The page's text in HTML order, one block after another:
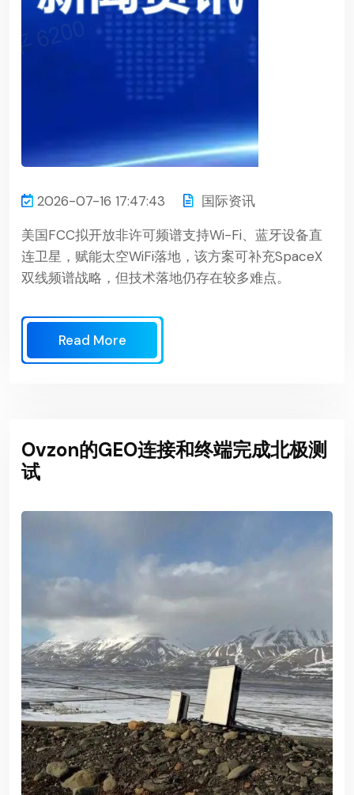
2026-07-16 17:47:43
国际资讯
美国FCC拟开放非许可频谱支持Wi-Fi、蓝牙设备直
连卫星，赋能太空WiFi落地，该方案可补充SpaceX
双线频谱战略，但技术落地仍存在较多难点。
Read More
Ovzon的GEO连接和终端完成北极测
试